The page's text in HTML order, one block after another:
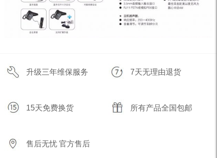
升级三年维保服务 7天无理由退货
15天免费换货 所有产品全国包邮
售后无忧 官方售后